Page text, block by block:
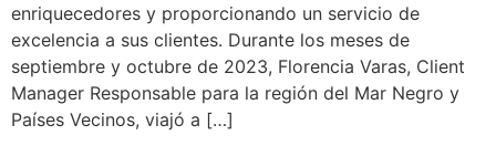
enriquecedores y proporcionando un servicio de
excelencia a sus clientes. Durante los meses de
septiembre y octubre de 2023, Florencia Varas, Client
Manager Responsable para la región del Mar Negro y
Países Vecinos, viajó a […]